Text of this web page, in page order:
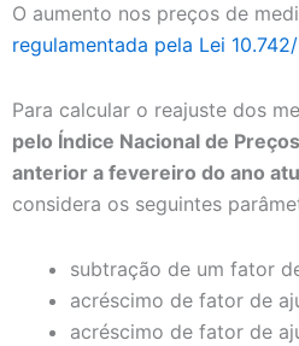
O aumento nos preços de
regulamentada pela Lei
Para calcular o reajuste dos
pelo Índice Nacional de
anterior a fevereiro do ano
considera os seguintes
subtração de um fator
acréscimo de fator de
acréscimo de fator de